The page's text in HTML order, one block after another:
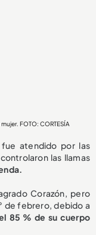
FOTO: CORTESÍA
atendido por las
las llamas
Corazón, pero
de febrero, debido a
85 % de su cuerpo